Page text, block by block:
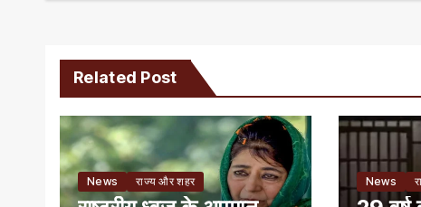
Related Post
News राज्य और शहर News